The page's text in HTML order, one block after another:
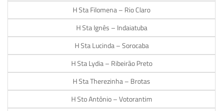
H Sta Filomena – Rio Claro
H Sta Ignês – Indaiatuba
H Sta Lucinda – Sorocaba
H Sta Lydia – Ribeirão Preto
H Sta Therezinha – Brotas
H Sto Antônio – Votorantim